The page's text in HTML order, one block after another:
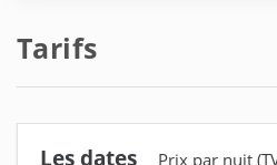
Tarifs
Les dates Prix par nuit